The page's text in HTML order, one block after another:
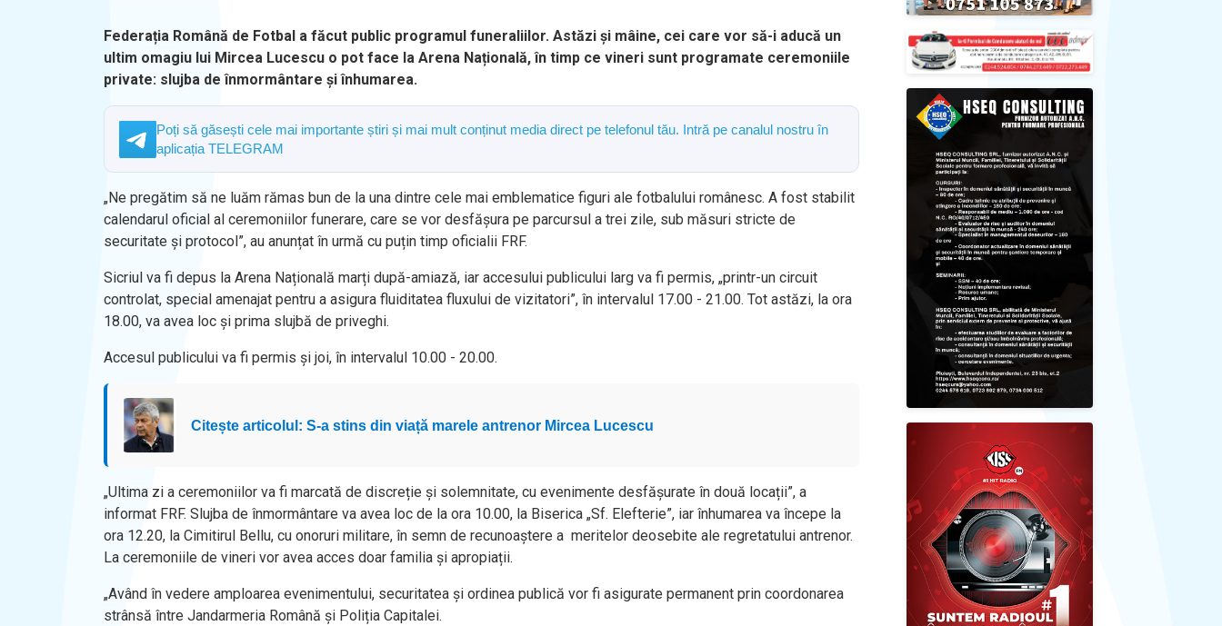
Federația Română de Fotbal a făcut public programul funeraliilor. Astăzi și mâine, cei care vor să-i aducă un
ultim omagiu lui Mircea Lucescu o pot face la Arena Națională, în timp ce vineri sunt programate ceremoniile
private: slujba de înmormântare și înhumarea.
Poți să găsești cele mai importante știri și mai mult conținut media direct pe telefonul tău. Intră pe canalul nostru în
aplicația TELEGRAM
„Ne pregătim să ne luăm rămas bun de la una dintre cele mai emblematice figuri ale fotbalului românesc. A fost stabilit
calendarul oficial al ceremoniilor funerare, care se vor desfășura pe parcursul a trei zile, sub măsuri stricte de
securitate și protocol”, au anunțat în urmă cu puțin timp oficialii FRF.
Sicriul va fi depus la Arena Națională marți după-amiază, iar accesului publicului larg va fi permis, „printr-un circuit
controlat, special amenajat pentru a asigura fluiditatea fluxului de vizitatori”, în intervalul 17.00 - 21.00. Tot astăzi, la ora
18.00, va avea loc și prima slujbă de priveghi.
Accesul publicului va fi permis și joi, în intervalul 10.00 - 20.00.
Citește articolul: S-a stins din viață marele antrenor Mircea Lucescu
„Ultima zi a ceremoniilor va fi marcată de discreție și solemnitate, cu evenimente desfășurate în două locații”, a
informat FRF. Slujba de înmormântare va avea loc de la ora 10.00, la Biserica „Sf. Elefterie”, iar înhumarea va începe la
ora 12.20, la Cimitirul Bellu, cu onoruri militare, în semn de recunoaștere a meritelor deosebite ale regretatului antrenor.
La ceremoniile de vineri vor avea acces doar familia și apropiații.
„Având în vedere amploarea evenimentului, securitatea și ordinea publică vor fi asigurate permanent prin coordonarea
strânsă între Jandarmeria Română și Poliția Capitalei.